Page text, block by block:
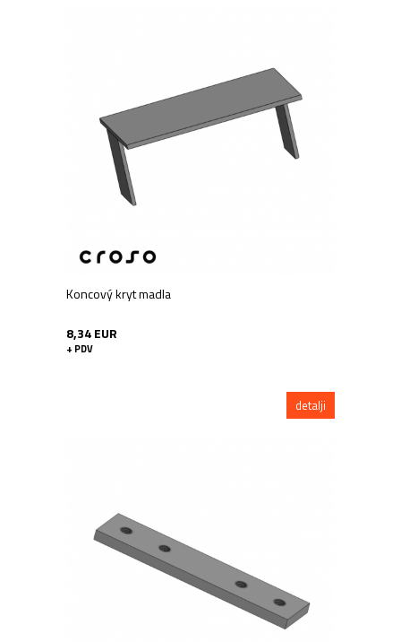
Koncový kryt madla
8,34 EUR
+ PDV
detalji